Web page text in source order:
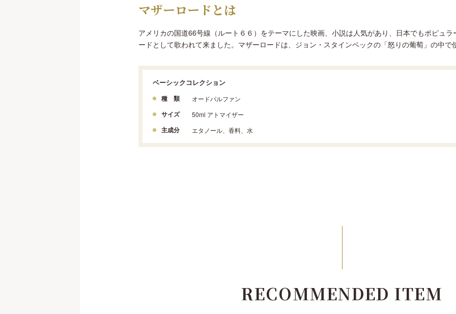
マザーロードとは
アメリカの国道66号線（ルート６６）をテーマにした映画、小説は人気があり、日本でもポピュ
ードとして歌われて来ました。マザーロードは、ジョン・スタインベックの「怒りの葡萄」の中で
ベーシックコレクション
種 類
オードパルファン
サイズ 50ml アトマイザー
主成分 エタノール、香料、水
RECOMMENDED ITEM